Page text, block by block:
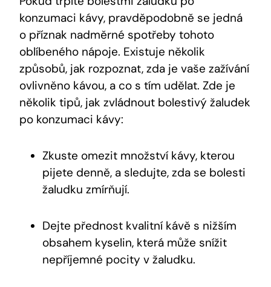
konzumaci kávy, pravděpodobně se jedná
o příznak nadměrné spotřeby tohoto
oblíbeného nápoje. Existuje několik
způsobů, jak rozpoznat, zda je vaše zažívání
ovlivněno kávou, a co s tím udělat. Zde je
několik tipů, jak zvládnout bolestivý žaludek
po konzumaci kávy:
Zkuste omezit množství kávy, kterou
pijete denně, a sledujte, zda se bolesti
žaludku zmírňují.
Dejte přednost kvalitní kávě s nižším
obsahem kyselin, která může snížit
nepříjemné pocity v žaludku.